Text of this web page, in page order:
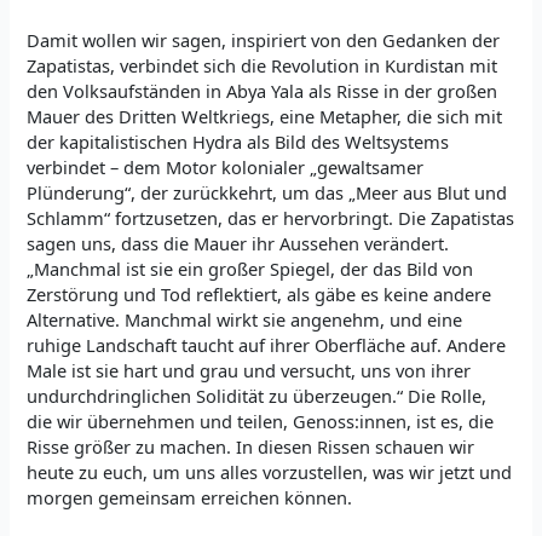
Damit wollen wir sagen, inspiriert von den Gedanken der
Zapatistas, verbindet sich die Revolution in Kurdistan mit
den Volksaufständen in Abya Yala als Risse in der großen
Mauer des Dritten Weltkriegs, eine Metapher, die sich mit
der kapitalistischen Hydra als Bild des Weltsystems
verbindet – dem Motor kolonialer „gewaltsamer
Plünderung“, der zurückkehrt, um das „Meer aus Blut und
Schlamm“ fortzusetzen, das er hervorbringt. Die Zapatistas
sagen uns, dass die Mauer ihr Aussehen verändert.
„Manchmal ist sie ein großer Spiegel, der das Bild von
Zerstörung und Tod reflektiert, als gäbe es keine andere
Alternative. Manchmal wirkt sie angenehm, und eine
ruhige Landschaft taucht auf ihrer Oberfläche auf. Andere
Male ist sie hart und grau und versucht, uns von ihrer
undurchdringlichen Solidität zu überzeugen.“ Die Rolle,
die wir übernehmen und teilen, Genoss:innen, ist es, die
Risse größer zu machen. In diesen Rissen schauen wir
heute zu euch, um uns alles vorzustellen, was wir jetzt und
morgen gemeinsam erreichen können.